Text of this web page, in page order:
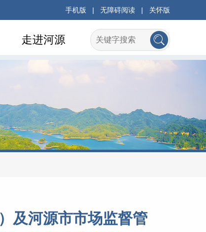
手机版 | 无障碍阅读 | 关怀版
走进河源
及河源市市场监督管